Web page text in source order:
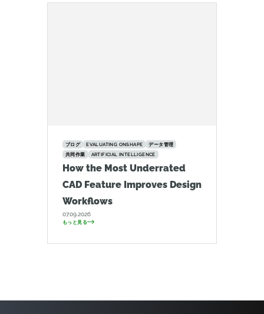
ブログ EVALUATING ONSHAPE
データ管理
共同作業
ARTIFICIAL INTELLIGENCE
How the Most Underrated
CAD Feature Improves Design
Workflows
07.09.2026
もっと見る